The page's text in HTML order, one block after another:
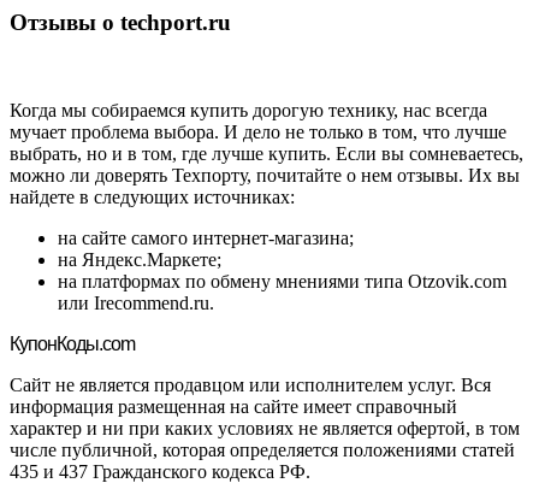
Отзывы о techport.ru
Когда мы собираемся купить дорогую технику, нас всегда
мучает проблема выбора. И дело не только в том, что лучше
выбрать, но и в том, где лучше купить. Если вы сомневаетесь,
можно ли доверять Техпорту, почитайте о нем отзывы. Их вы
найдете в следующих источниках:
на сайте самого интернет-магазина;
на Яндекс.Маркете;
на платформах по обмену мнениями типа Otzovik.com
или Irecommend.ru.
КупонКоды.com
Сайт не является продавцом или исполнителем услуг. Вся
информация размещенная на сайте имеет справочный
характер и ни при каких условиях не является офертой, в том
числе публичной, которая определяется положениями статей
435 и 437 Гражданского кодекса РФ.